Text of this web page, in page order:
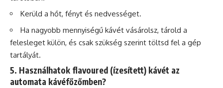
Kerüld a hőt, fényt és nedvességet.
Ha nagyobb mennyiségű kávét vásárolsz, tárold a
felesleget külön, és csak szükség szerint töltsd fel a gép
tartályát.
5. Használhatok flavoured (ízesített) kávét az
automata kávéfőzőmben?